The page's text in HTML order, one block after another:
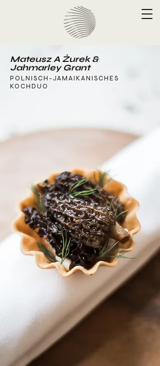
Mateusz A Żurek &
Jahmarley Grant
POLNISCH-JAMAIKANISCHES
KOCHDUO